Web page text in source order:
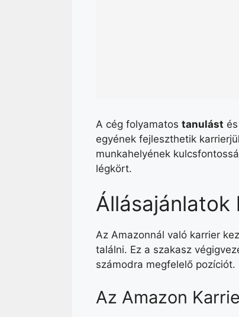
A cég folyamatos tanulást és
egyének fejleszthetik
munkahelyének
légkört.
Állásajánlatok
Az Amazonnál való karrier
találni. Ez a szakasz
számodra megfelelő pozíciót.
Az Amazon